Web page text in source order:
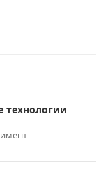
технологии